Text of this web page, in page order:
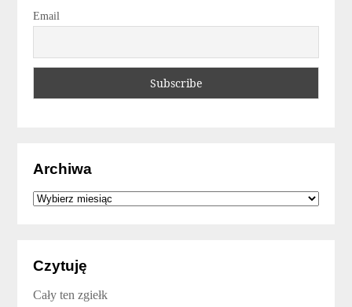
Email
Archiwa
Archiwa
Czytuję
Cały ten zgiełk